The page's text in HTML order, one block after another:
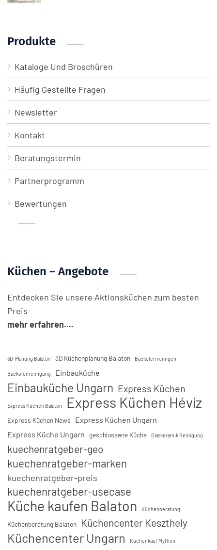
Produkte
Kataloge Und Broschüren
Häufig Gestellte Fragen
Newsletter
Kontakt
Beratungstermin
Partnerprogramm
Bewertungen
Küchen – Angebote
Entdecken Sie unsere Aktionsküchen zum besten
Preis
mehr erfahren....
3D-Planung Balaton 3D Küchenplanung Balaton Backofen reinigen
Backofenreinigung Einbauküche
Einbauküche Ungarn Express Küchen
Express Küchen Balaton Express Küchen Hévíz
Express Küchen News
Express Küchen Ungarn
Express Küche Ungarn geschlossene Küche Glaskeramik Reinigung
kuechenratgeber-geo
kuechenratgeber-marken
kuechenratgeber-preis
kuechenratgeber-usecase
Küche kaufen Balaton Küchenberatung
Küchenberatung Balaton Küchencenter Keszthely
Küchencenter Ungarn Küchenkauf Mythen